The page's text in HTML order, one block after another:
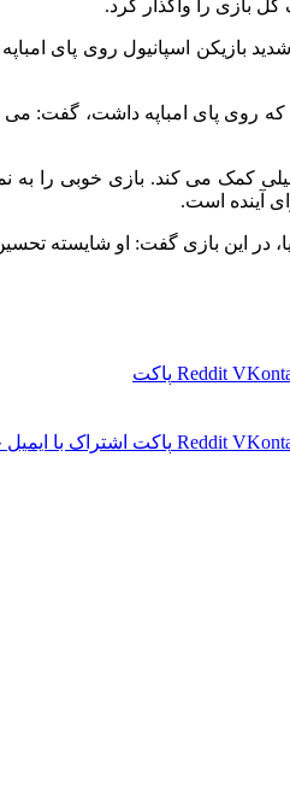
بازی را واگذار کرد.
بازیکن اسپانیول روی پای
که روی پای امباپه داشت، گفت:
کمک می‌ کند. بازی خوبی را
آینده است.
در این بازی گفت: او شایسته
Reddit پاکت
Reddit پاکت اشتراک با ایمیل